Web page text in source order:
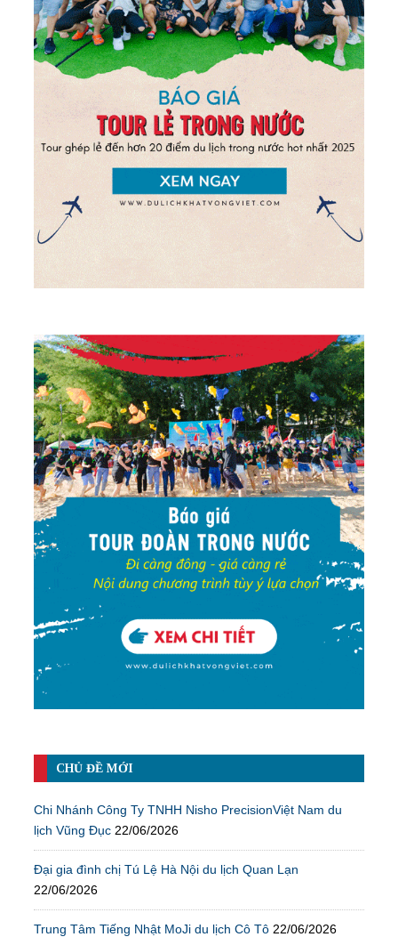
CHỦ ĐỀ MỚI
Chi Nhánh Công Ty TNHH Nisho PrecisionViệt Nam du
lịch Vũng Đục 22/06/2026
Đại gia đình chị Tú Lệ Hà Nội du lịch Quan Lạn
22/06/2026
Trung Tâm Tiếng Nhật MoJi du lịch Cô Tô 22/06/2026